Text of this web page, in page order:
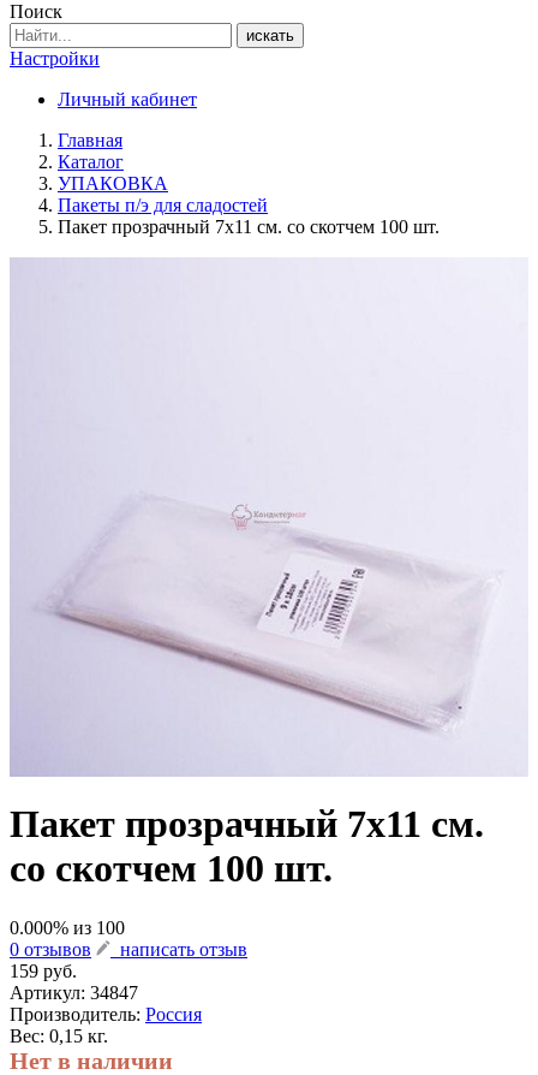
Поиск
искать
Настройки
Личный кабинет
Главная
Каталог
УПАКОВКА
Пакеты п/э для сладостей
Пакет прозрачный 7х11 см. со скотчем 100 шт.
Пакет прозрачный 7х11 см.
со скотчем 100 шт.
0.000% из 100
0 отзывов
написать отзыв
159 руб.
Артикул: 34847
Производитель: Россия
Вес: 0,15 кг.
Нет в наличии